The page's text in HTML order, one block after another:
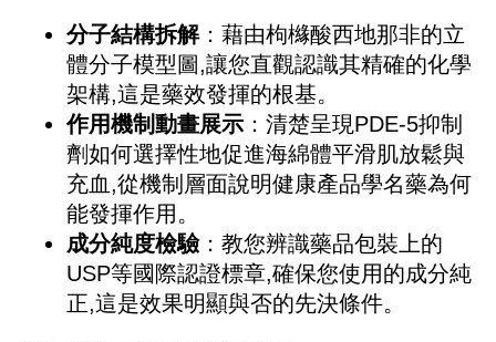
分子結構拆解：藉由枸櫞酸西地那非的立
體分子模型圖,讓您直觀認識其精確的化學
架構,這是藥效發揮的根基。
作用機制動畫展示 ：清楚呈現PDE-5抑制
劑如何選擇性地促進海綿體平滑肌放鬆與
充血,從機制層面說明健康產品學名藥為何
能發揮作用。
成分純度檢驗：教您辨識藥品包裝上的
USP等國際認證標章,確保您使用的成分純
正,這是效果明顯與否的先決條件。